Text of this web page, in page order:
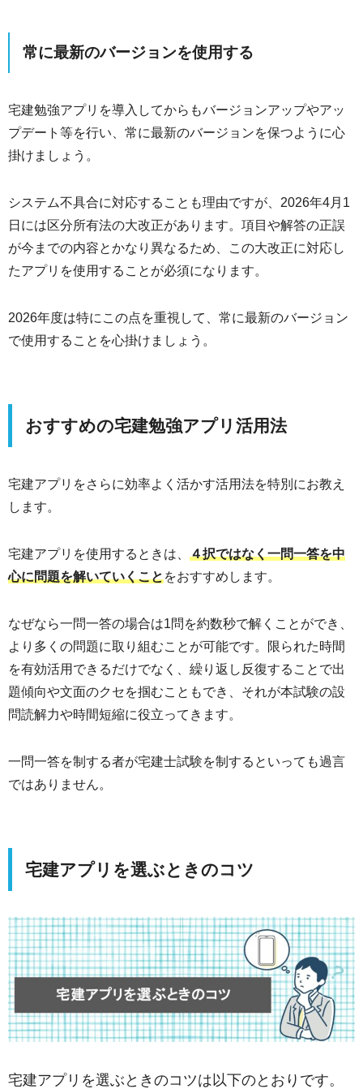
常に最新のバージョンを使用する
宅建勉強アプリを導入してからもバージョンアップやアッ
プデート等を行い、常に最新のバージョンを保つように心
掛けましょう。
システム不具合に対応することも理由ですが、2026年4月1
日には区分所有法の大改正があります。項目や解答の正誤
が今までの内容とかなり異なるため、この大改正に対応し
たアプリを使用することが必須になります。
2026年度は特にこの点を重視して、常に最新のバージョン
で使用することを心掛けましょう。
おすすめの宅建勉強アプリ活用法
宅建アプリをさらに効率よく活かす活用法を特別にお教え
します。
宅建アプリを使用するときは、 ４択ではなく一問一答を中
心に問題を解いていくことをおすすめします。
なぜなら一問一答の場合は1問を約数秒で解くことができ、
より多くの問題に取り組むことが可能です。限られた時間
を有効活用できるだけでなく、繰り返し反復することで出
題傾向や文面のクセを掴むこともでき、それが本試験の設
問読解力や時間短縮に役立ってきます。
一問一答を制する者が宅建士試験を制するといっても過言
ではありません。
宅建アプリを選ぶときのコツ
宅建アプリを選ぶときのコツは以下のとおりです。